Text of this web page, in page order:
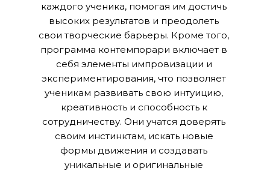
каждого ученика, помогая им достичь
высоких результатов и преодолеть
свои творческие барьеры. Кроме того,
программа контемпорари включает в
себя элементы импровизации и
экспериментирования, что позволяет
ученикам развивать свою интуицию,
креативность и способность к
сотрудничеству. Они учатся доверять
своим инстинктам, искать новые
формы движения и создавать
уникальные и оригинальные